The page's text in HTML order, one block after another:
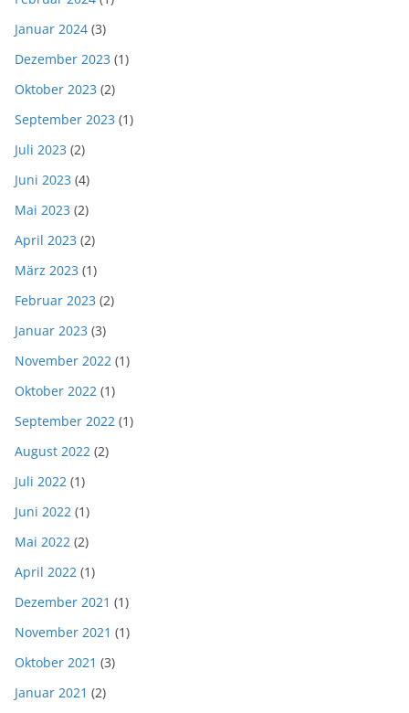
Januar 2024 (3)
Dezember 2023 (1)
Oktober 2023 (2)
September 2023 (1)
Juli 2023 (2)
Juni 2023 (4)
Mai 2023 (2)
April 2023 (2)
März 2023 (1)
Februar 2023 (2)
Januar 2023 (3)
November 2022 (1)
Oktober 2022 (1)
September 2022 (1)
August 2022 (2)
Juli 2022 (1)
Juni 2022 (1)
Mai 2022 (2)
April 2022 (1)
Dezember 2021 (1)
November 2021 (1)
Oktober 2021 (3)
Januar 2021 (2)